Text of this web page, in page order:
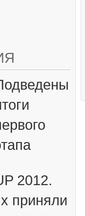
2012.
приняли